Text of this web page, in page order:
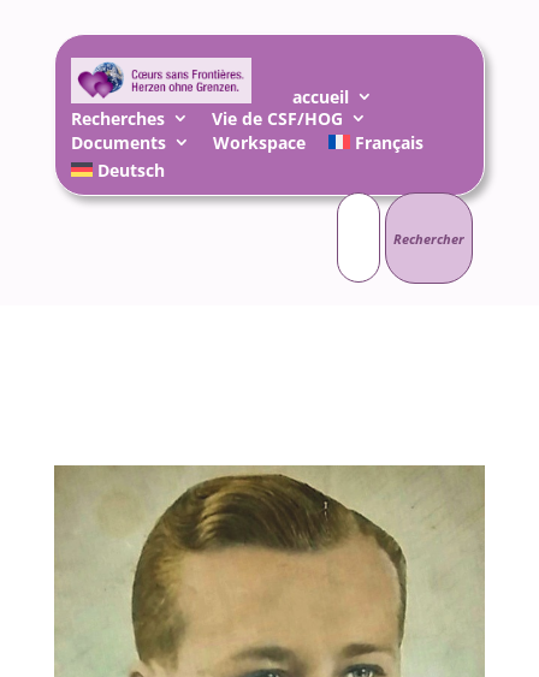
accueil
Recherches
Vie de CSF/HOG
Documents
Workspace
Français
Deutsch
Rechercher :